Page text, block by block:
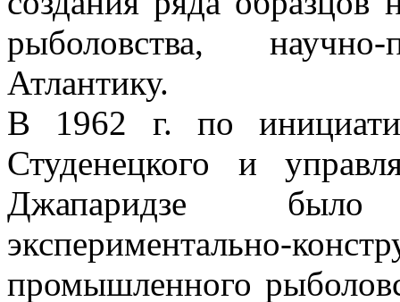
рыболовства,
Атлантику.
В 1962 г. по
Студенецкого и
Джапаридзе было
промышленного